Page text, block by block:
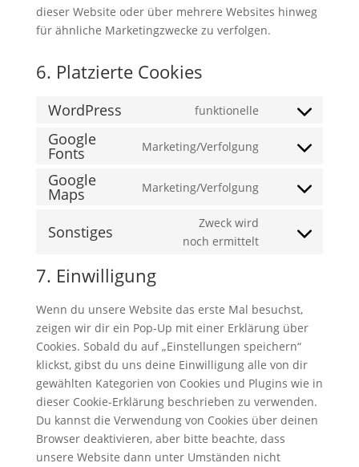
dieser Website oder über mehrere Websites hinweg
für ähnliche Marketingzwecke zu verfolgen.
6. Platzierte Cookies
WordPress funktionelle
Consent
service
Google
Fonts Marketing/Verfolgung
Consent
service
fonts
Google
Maps Marketing/Verfolgung
Consent
service
Sonstiges
Zweck wird
noch ermittelt
Consent
7. Einwilligung
Wenn du unsere Website das erste Mal besuchst,
zeigen wir dir ein Pop-Up mit einer Erklärung über
Cookies. Sobald du auf „Einstellungen speichern“
klickst, gibst du uns deine Einwilligung alle von dir
gewählten Kategorien von Cookies und Plugins wie in
dieser Cookie-Erklärung beschrieben zu verwenden.
Du kannst die Verwendung von Cookies über deinen
Browser deaktivieren, aber bitte beachte, dass
unsere Website dann unter Umständen nicht